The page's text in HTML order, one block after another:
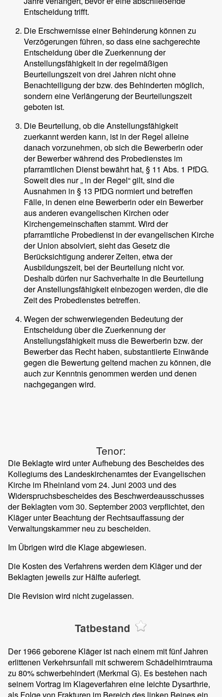
Entscheidung trifft.
Die Erschwernisse einer Behinderung können zu
Verzögerungen führen, so dass eine sachgerechte
Entscheidung über die Zuerkennung der
Anstellungsfähigkeit in der regelmäßigen
Beurteilungszeit von drei Jahren nicht ohne
Benachteiligung der bzw. des Behinderten möglich,
sondern eine Verlängerung der Beurteilungszeit
geboten ist.
Die Beurteilung, ob die Anstellungsfähigkeit
zuerkannt werden kann, ist in der Regel alleine
danach vorzunehmen, ob sich die Bewerberin oder
der Bewerber während des Probedienstes im
pfarramtlichen Dienst bewährt hat, § 11 Abs. 1 PfDG.
Soweit dies nur „ in der Regel“ gilt, sind die
Ausnahmen in § 13 PfDG normiert und betreffen
Fälle, in denen eine Bewerberin oder ein Bewerber
aus anderen evangelischen Kirchen oder
Kirchengemeinschaften stammt. Wird der
pfarramtliche Probedienst in der evangelischen Kirche
der Union absolviert, sieht das Gesetz die
Berücksichtigung anderer Zeiten, etwa der
Ausbildungszeit, bei der Beurteilung nicht vor.
Deshalb dürfen nur Sachverhalte in die Beurteilung
der Anstellungsfähigkeit einbezogen werden, die die
Zeit des Probedienstes betreffen.
Wegen der schwerwiegenden Bedeutung der
Entscheidung über die Zuerkennung der
Anstellungsfähigkeit muss die Bewerberin bzw. der
Bewerber das Recht haben, substantiierte Einwände
gegen die Bewertung geltend machen zu können, die
auch zur Kenntnis genommen werden und denen
nachgegangen wird.
Tenor:
Die Beklagte wird unter Aufhebung des Bescheides des
Kollegiums des Landeskirchenamtes der Evangelischen
Kirche im Rheinland vom 24. Juni 2003 und des
Widerspruchsbescheides des Beschwerdeausschusses
der Beklagten vom 30. September 2003 verpflichtet, den
Kläger unter Beachtung der Rechtsauffassung der
Verwaltungskammer neu zu bescheiden.
Im Übrigen wird die Klage abgewiesen.
Die Kosten des Verfahrens werden dem Kläger und der
Beklagten jeweils zur Hälfte auferlegt.
Die Revision wird nicht zugelassen.
Tatbestand
Der 1966 geborene Kläger ist nach einem mit fünf Jahren
erlittenen Verkehrsunfall mit schwerem Schädelhirntrauma
zu 80% schwerbehindert (Merkmal G). Es bestehen nach
seinem Vortrag im Klageverfahren eine leichte Dysarthrie,